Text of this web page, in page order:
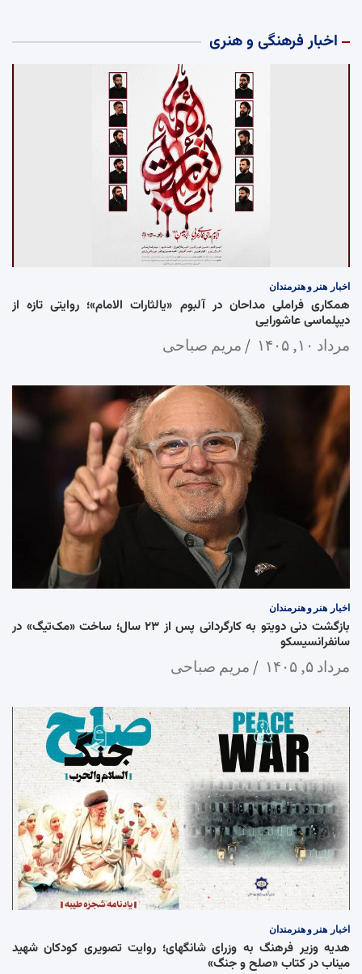
اخبار فرهنگی و هنری
اخبار هنر و هنرمندان
همکاری فراملی مداحان در آلبوم «یالثارات الامام»؛ روایتی تازه از
دیپلماسی عاشورایی
مرداد ۱۰, ۱۴۰۵ مریم صباحی
اخبار هنر و هنرمندان
بازگشت دنی دویتو به کارگردانی پس از ۲۳ سال؛ ساخت «مک‌تیگ» در
سانفرانسیسکو
مرداد ۵, ۱۴۰۵ مریم صباحی
اخبار هنر و هنرمندان
هدیه وزیر فرهنگ به وزرای شانگهای؛ روایت تصویری کودکان شهید
میناب در کتاب «صلح و جنگ»